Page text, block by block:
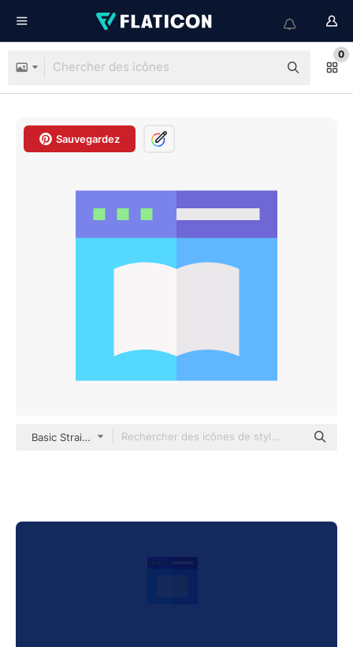
0
Sauvegardez
Basic Straight Flat